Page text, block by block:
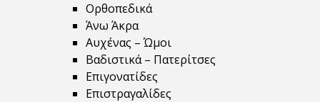
Ορθοπεδικά
Άνω Άκρα
Αυχένας – Ώμοι
Βαδιστικά – Πατερίτσες
Επιγονατίδες
Επιστραγαλίδες